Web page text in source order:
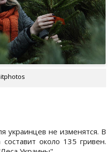
украинцев не изменятся. В
около 135 гривен.